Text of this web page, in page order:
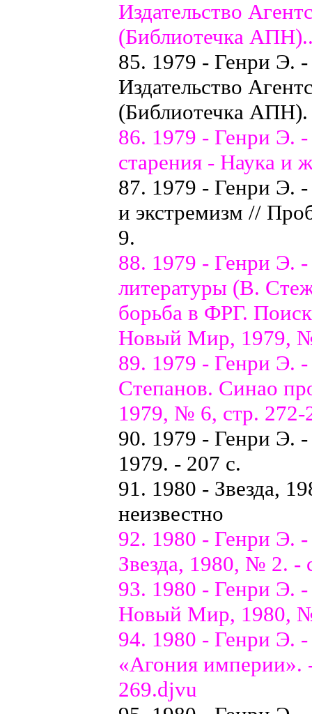
Издательство
(Библиотечка
85. 1979 - Генри Э.
Издательство
(Библиотечка АПН).
86. 1979 - Генри Э.
старения - Наука и
87. 1979 - Генри Э.
и экстремизм //
9.
88. 1979 - Генри Э.
литературы (В.
борьба в ФРГ.
Новый Мир, 1979,
89. 1979 - Генри Э.
Степанов. Синао
1979, № 6, стр. 272-
90. 1979 - Генри Э.
1979. - 207 с.
91. 1980 - Звезда,
неизвестно
92. 1980 - Генри Э.
Звезда, 1980, № 2. -
93. 1980 - Генри Э.
Новый Мир, 1980,
94. 1980 - Генри Э.
«Агония
269.djvu